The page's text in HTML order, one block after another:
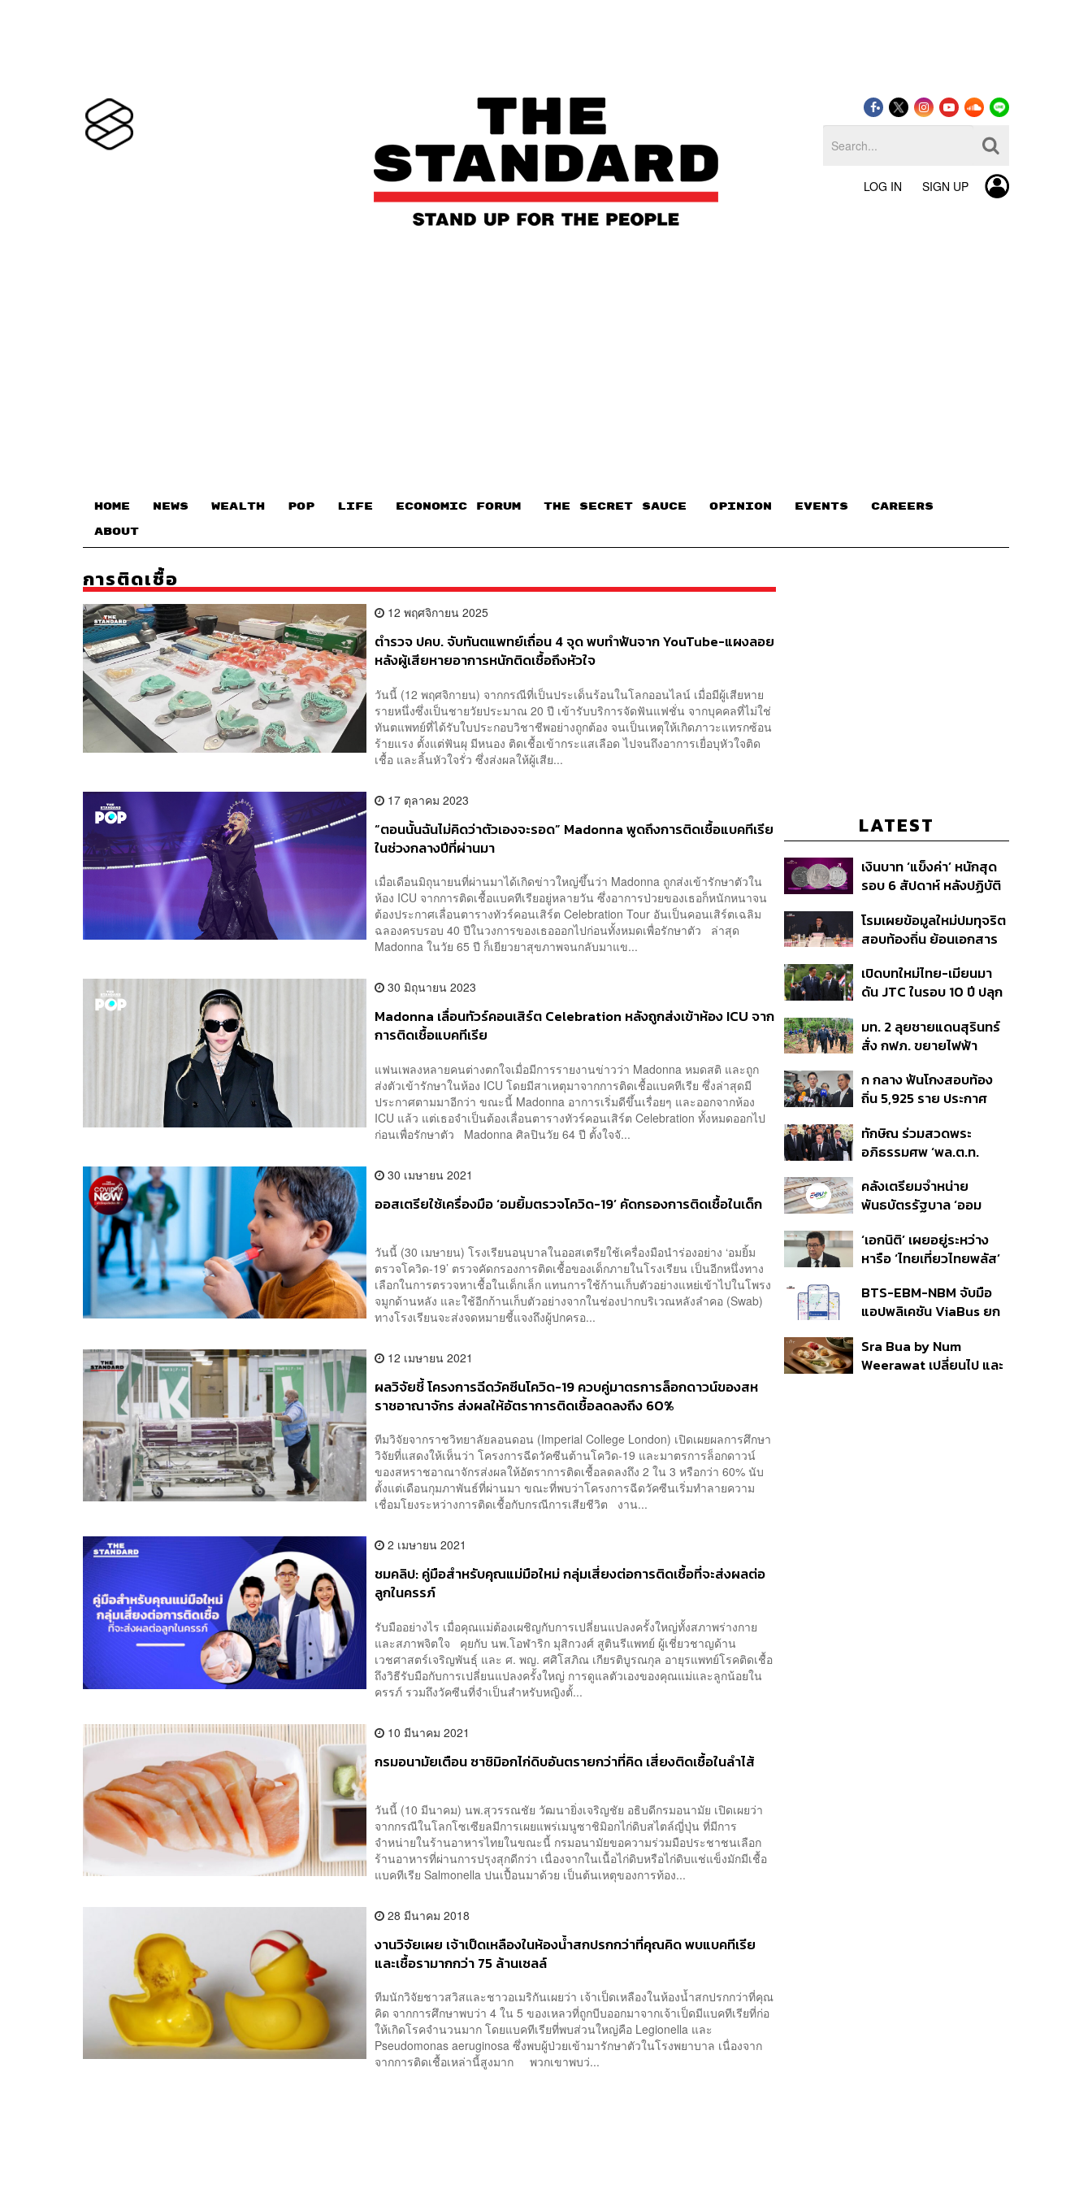
LOG IN SIGN UP
HOME NEWS WEALTH POP LIFE ECONOMIC FORUM THE SECRET SAUCE​ OPINION EVENTS CAREERS
ABOUT
การติดเชื้อ
12 พฤศจิกายน 2025
ตำรวจ ปคบ. จับทันตแพทย์เถื่อน 4 จุด พบทำฟันจาก YouTube-แผงลอย
หลังผู้เสียหายอาการหนักติดเชื้อถึงหัวใจ
วันนี้ (12 พฤศจิกายน) จากกรณีที่เป็นประเด็นร้อนในโลกออนไลน์ เมื่อมีผู้เสียหาย
รายหนึ่งซึ่งเป็นชายวัยประมาณ 20 ปี เข้ารับบริการจัดฟันแฟชั่น จากบุคคลที่ไม่ใช่
ทันตแพทย์ที่ได้รับใบประกอบวิชาชีพอย่างถูกต้อง จนเป็นเหตุให้เกิดภาวะแทรกซ้อน
ร้ายแรง ตั้งแต่ฟันผุ มีหนอง ติดเชื้อเข้ากระแสเลือด ไปจนถึงอาการเยื่อบุหัวใจติด
เชื้อ และลิ้นหัวใจรั่ว ซึ่งส่งผลให้ผู้เสีย...
17 ตุลาคม 2023
“ตอนนั้นฉันไม่คิดว่าตัวเองจะรอด” Madonna พูดถึงการติดเชื้อแบคทีเรีย
ในช่วงกลางปีที่ผ่านมา
เมื่อเดือนมิถุนายนที่ผ่านมาได้เกิดข่าวใหญ่ขึ้นว่า Madonna ถูกส่งเข้ารักษาตัวใน
ห้อง ICU จากการติดเชื้อแบคทีเรียอยู่หลายวัน ซึ่งอาการป่วยของเธอก็หนักหนาจน
ต้องประกาศเลื่อนตารางทัวร์คอนเสิร์ต Celebration Tour อันเป็นคอนเสิร์ตเฉลิม
ฉลองครบรอบ 40 ปีในวงการของเธอออกไปก่อนทั้งหมดเพื่อรักษาตัว ล่าสุด
Madonna ในวัย 65 ปี ก็เยียวยาสุขภาพจนกลับมาแข...
30 มิถุนายน 2023
Madonna เลื่อนทัวร์คอนเสิร์ต Celebration หลังถูกส่งเข้าห้อง ICU จาก
การติดเชื้อแบคทีเรีย
แฟนเพลงหลายคนต่างตกใจเมื่อมีการรายงานข่าวว่า Madonna หมดสติ และถูก
ส่งตัวเข้ารักษาในห้อง ICU โดยมีสาเหตุมาจากการติดเชื้อแบคทีเรีย ซึ่งล่าสุดมี
ประกาศตามมาอีกว่า ขณะนี้ Madonna อาการเริ่มดีขึ้นเรื่อยๆ และออกจากห้อง
ICU แล้ว แต่เธอจำเป็นต้องเลื่อนตารางทัวร์คอนเสิร์ต Celebration ทั้งหมดออกไป
ก่อนเพื่อรักษาตัว Madonna ศิลปินวัย 64 ปี ตั้งใจจั...
30 เมษายน 2021
ออสเตรียใช้เครื่องมือ ‘อมยิ้มตรวจโควิด-19’ คัดกรองการติดเชื้อในเด็ก
วันนี้ (30 เมษายน) โรงเรียนอนุบาลในออสเตรียใช้เครื่องมือนำร่องอย่าง ‘อมยิ้ม
ตรวจโควิด-19’ ตรวจคัดกรองการติดเชื้อของเด็กภายในโรงเรียน เป็นอีกหนึ่งทาง
เลือกในการตรวจหาเชื้อในเด็กเล็ก แทนการใช้ก้านเก็บตัวอย่างแหย่เข้าไปในโพรง
จมูกด้านหลัง และใช้อีกก้านเก็บตัวอย่างจากในช่องปากบริเวณหลังลำคอ (Swab)
ทางโรงเรียนจะส่งจดหมายชี้แจงถึงผู้ปกครอ...
12 เมษายน 2021
ผลวิจัยชี้ โครงการฉีดวัคซีนโควิด-19 ควบคู่มาตรการล็อกดาวน์ของสห
ราชอาณาจักร ส่งผลให้อัตราการติดเชื้อลดลงถึง 60%
ทีมวิจัยจากราชวิทยาลัยลอนดอน (Imperial College London) เปิดเผยผลการศึกษา
วิจัยที่แสดงให้เห็นว่า โครงการฉีดวัคซีนต้านโควิด-19 และมาตรการล็อกดาวน์
ของสหราชอาณาจักรส่งผลให้อัตราการติดเชื้อลดลงถึง 2 ใน 3 หรือกว่า 60% นับ
ตั้งแต่เดือนกุมภาพันธ์ที่ผ่านมา ขณะที่พบว่าโครงการฉีดวัคซีนเริ่มทำลายความ
เชื่อมโยงระหว่างการติดเชื้อกับกรณีการเสียชีวิต งาน...
2 เมษายน 2021
ชมคลิป: คู่มือสำหรับคุณแม่มือใหม่ กลุ่มเสี่ยงต่อการติดเชื้อที่จะส่งผลต่อ
ลูกในครรภ์
รับมืออย่างไร เมื่อคุณแม่ต้องเผชิญกับการเปลี่ยนแปลงครั้งใหญ่ทั้งสภาพร่างกาย
และสภาพจิตใจ คุยกับ นพ.โอฬาริก มุสิกวงศ์ สูตินรีแพทย์ ผู้เชี่ยวชาญด้าน
เวชศาสตร์เจริญพันธุ์ และ ศ. พญ. ศศิโสภิณ เกียรติบูรณกุล อายุรแพทย์โรคติดเชื้อ
ถึงวิธีรับมือกับการเปลี่ยนแปลงครั้งใหญ่ การดูแลตัวเองของคุณแม่และลูกน้อยใน
ครรภ์ รวมถึงวัคซีนที่จำเป็นสำหรับหญิงตั้...
10 มีนาคม 2021
กรมอนามัยเตือน ซาชิมิอกไก่ดิบอันตรายกว่าที่คิด เสี่ยงติดเชื้อในลำไส้
วันนี้ (10 มีนาคม) นพ.สุวรรณชัย วัฒนายิ่งเจริญชัย อธิบดีกรมอนามัย เปิดเผยว่า
จากกรณีในโลกโซเซียลมีการเผยแพร่เมนูซาชิมิอกไก่ดิบสไตล์ญี่ปุ่น ที่มีการ
จำหน่ายในร้านอาหารไทยในขณะนี้ กรมอนามัยขอความร่วมมือประชาชนเลือก
ร้านอาหารที่ผ่านการปรุงสุกดีกว่า เนื่องจากในเนื้อไก่ดิบหรือไก่ดิบแช่แข็งมักมีเชื้อ
แบคทีเรีย Salmonella ปนเปื้อนมาด้วย เป็นต้นเหตุของการท้อง...
28 มีนาคม 2018
งานวิจัยเผย เจ้าเป็ดเหลืองในห้องน้ำสกปรกกว่าที่คุณคิด พบแบคทีเรีย
และเชื้อรามากกว่า 75 ล้านเซลล์
ทีมนักวิจัยชาวสวิสและชาวอเมริกันเผยว่า เจ้าเป็ดเหลืองในห้องน้ำสกปรกกว่าที่คุณ
คิด จากการศึกษาพบว่า 4 ใน 5 ของเหลวที่ถูกบีบออกมาจากเจ้าเป็ดมีแบคทีเรียที่ก่อ
ให้เกิดโรคจำนวนมาก โดยแบคทีเรียที่พบส่วนใหญ่คือ Legionella และ
Pseudomonas aeruginosa ซึ่งพบผู้ป่วยเข้ามารักษาตัวในโรงพยาบาล เนื่องจาก
จากการติดเชื้อเหล่านี้สูงมาก พวกเขาพบว่...
LATEST
เงินบาท ‘แข็งค่า’ หนักสุด
รอบ 6 สัปดาห์ หลังปฏิบัติ
สหรัฐฯ-ญี่ปุ่น Standard
Chartered เปิดเป้าสิ้นปีนี้
ต่อดอลลาร์
โรมเผยข้อมูลใหม่ปมทุจริต
สอบท้องถิ่น ย้อนเอกสาร
อนุทิน จ่อสอบต่อเอี่ยว
ตัดตอน ม.บูรพา หรือไม่
เปิดบทใหม่ไทย-เมียนมา
ดัน JTC ในรอบ 10 ปี ปลุก
ชายแดน ท่าเรือน้ำลึก
ทวาย
มท. 2 ลุยชายแดนสุรินทร์
สั่ง กฟภ. ขยายไฟฟ้า
350’ เสริมความมั่นคง
ชายแดน
ก กลาง ฟันโกงสอบท้อง
ถิ่น 5,925 ราย ประกาศ
ราย รอ ป.ป.ช. ขีดเส้นแล้ว
เสร็จ 31 ส.ค.
ทักษิณ ร่วมสวดพระ
อภิธรรมศพ ‘พล.ต.ท.
สิน’ สิริอายุ 103 ปี แกนนำ
เพื่อไทย-บุคคลหลาก
คลังเตรียมจำหน่าย
พันธบัตรรัฐบาล ‘ออม
ก.ย.นี้ อาจเพิ่มสัดส่วนการ
ขายแบบ Small Lot First
‘เอกนิติ’ เผยอยู่ระหว่าง
หารือ ‘ไทยเที่ยวไทยพลัส’
แสนล้าน มั่นใจงบต่อ ‘ไทย
ช่วยไทย พลัส’ เฟส 2 มี
BTS-EBM-NBM จับมือ
แอปพลิเคชัน ViaBus ยก
รถไฟฟ้า 3 สายแบบเรียล
ไทม์
Sra Bua by Num
Weerawat เปลี่ยนไป และ